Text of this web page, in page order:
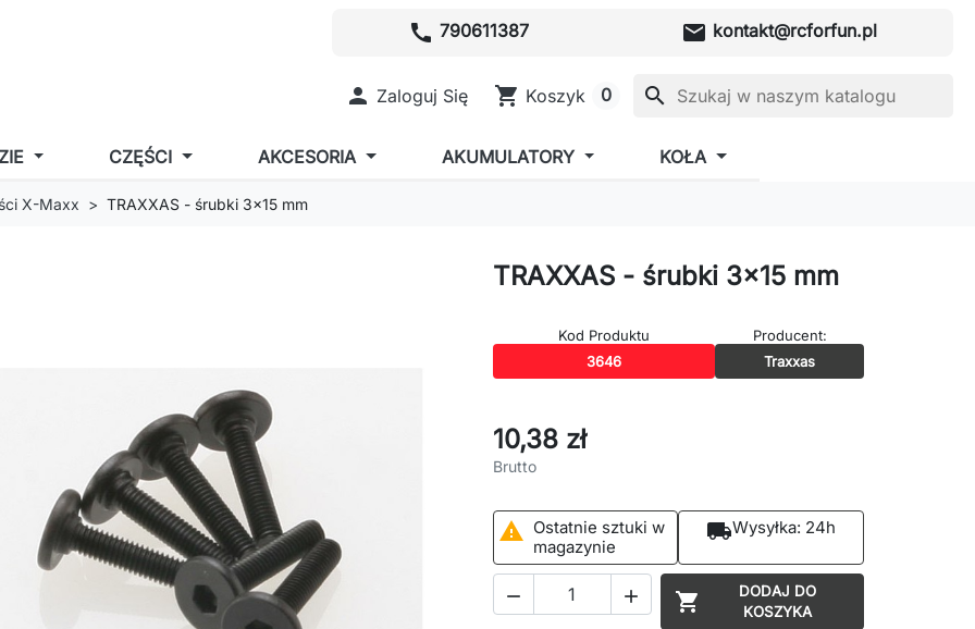
call 790611387 mail kontakt@rcforfun.pl
 Zaloguj Się shopping_cart Koszyk 0 search
CZĘŚCI AKCESORIA AKUMULATORY KOŁA
X-Maxx TRAXXAS - śrubki 3x15 mm
TRAXXAS - śrubki 3x15 mm
Kod Produktu
3646
Producent:
Traxxas
10,38 zł
Brutto
 Ostatnie sztuki w
magazynie
local_shippingWysyłka: 24h
  
DODAJ DO
KOSZYKA